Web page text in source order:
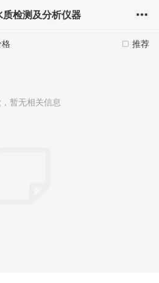
质检测及分析仪器
推荐
格
暂无相关信息